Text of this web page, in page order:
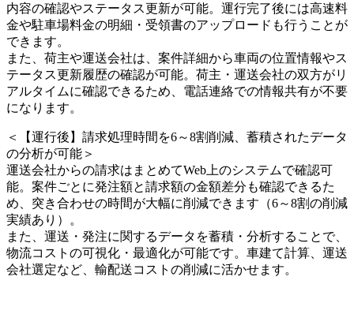
内容の確認やステータス更新が可能。運行完了後には高速料
金や駐車場料金の明細・受領書のアップロードも行うことが
できます。
また、荷主や運送会社は、案件詳細から車両の位置情報やス
テータス更新履歴の確認が可能。荷主・運送会社の双方がリ
アルタイムに確認できるため、電話連絡での情報共有が不要
になります。
＜【運行後】請求処理時間を6～8割削減、蓄積されたデータ
の分析が可能＞
運送会社からの請求はまとめてWeb上のシステムで確認可
能。案件ごとに発注額と請求額の金額差分も確認できるた
め、突き合わせの時間が大幅に削減できます（6～8割の削減
実績あり）。
また、運送・発注に関するデータを蓄積・分析することで、
物流コストの可視化・最適化が可能です。車建て計算、運送
会社選定など、輸配送コストの削減に活かせます。